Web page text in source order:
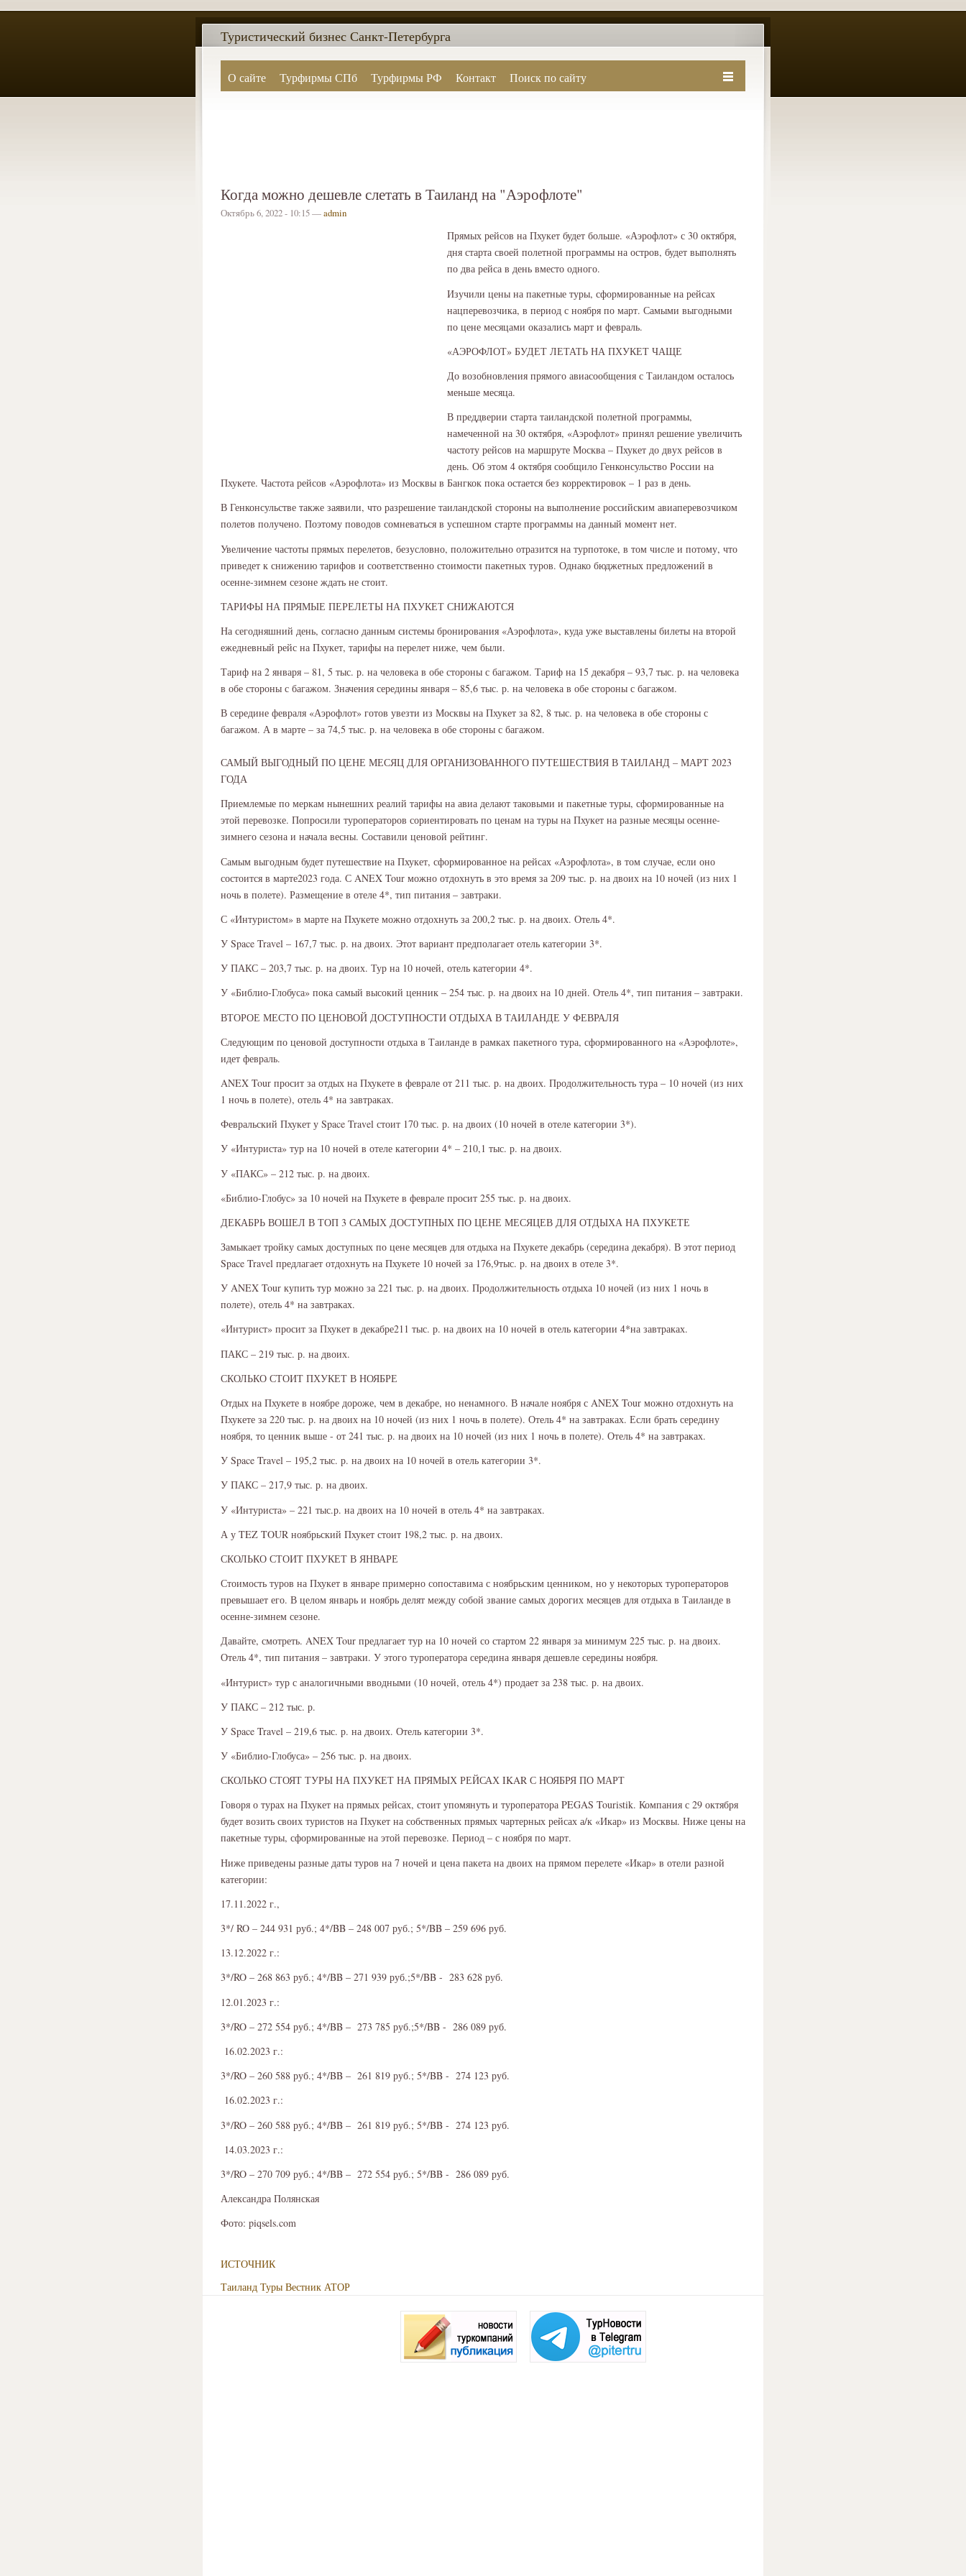
О сайте Турфирмы СПб Турфирмы РФ Контакт Поиск по сайту
Туристический бизнес Санкт-Петербурга
Когда можно дешевле слетать в Таиланд на "Аэрофлоте"
Октябрь 6, 2022 - 10:15 —admin
Прямых рейсов на Пхукет будет больше. «Аэрофлот» с 30 октября,
дня старта своей полетной программы на остров, будет выполнять
по два рейса в день вместо одного.
Изучили цены на пакетные туры, сформированные на рейсах
нацперевозчика, в период с ноября по март. Самыми выгодными
по цене месяцами оказались март и февраль.
«АЭРОФЛОТ» БУДЕТ ЛЕТАТЬ НА ПХУКЕТ ЧАЩЕ
До возобновления прямого авиасообщения с Таиландом осталось
меньше месяца.
В преддверии старта таиландской полетной программы,
намеченной на 30 октября, «Аэрофлот» принял решение увеличить
частоту рейсов на маршруте Москва – Пхукет до двух рейсов в
день. Об этом 4 октября сообщило Генконсульство России на
Пхукете. Частота рейсов «Аэрофлота» из Москвы в Бангкок пока остается без корректировок – 1 раз в день.
В Генконсульстве также заявили, что разрешение таиландской стороны на выполнение российским авиаперевозчиком
полетов получено. Поэтому поводов сомневаться в успешном старте программы на данный момент нет.
Увеличение частоты прямых перелетов, безусловно, положительно отразится на турпотоке, в том числе и потому, что
приведет к снижению тарифов и соответственно стоимости пакетных туров. Однако бюджетных предложений в
осенне-зимнем сезоне ждать не стоит.
ТАРИФЫ НА ПРЯМЫЕ ПЕРЕЛЕТЫ НА ПХУКЕТ СНИЖАЮТСЯ
На сегодняшний день, согласно данным системы бронирования «Аэрофлота», куда уже выставлены билеты на второй
ежедневный рейс на Пхукет, тарифы на перелет ниже, чем были.
Тариф на 2 января – 81, 5 тыс. р. на человека в обе стороны с багажом. Тариф на 15 декабря – 93,7 тыс. р. на человека
в обе стороны с багажом. Значения середины января – 85,6 тыс. р. на человека в обе стороны с багажом.
В середине февраля «Аэрофлот» готов увезти из Москвы на Пхукет за 82, 8 тыс. р. на человека в обе стороны с
багажом. А в марте – за 74,5 тыс. р. на человека в обе стороны с багажом.
САМЫЙ ВЫГОДНЫЙ ПО ЦЕНЕ МЕСЯЦ ДЛЯ ОРГАНИЗОВАННОГО ПУТЕШЕСТВИЯ В ТАИЛАНД – МАРТ 2023
ГОДА
Приемлемые по меркам нынешних реалий тарифы на авиа делают таковыми и пакетные туры, сформированные на
этой перевозке. Попросили туроператоров сориентировать по ценам на туры на Пхукет на разные месяцы осенне-
зимнего сезона и начала весны. Составили ценовой рейтинг.
Самым выгодным будет путешествие на Пхукет, сформированное на рейсах «Аэрофлота», в том случае, если оно
состоится в марте2023 года. С ANEX Tour можно отдохнуть в это время за 209 тыс. р. на двоих на 10 ночей (из них 1
ночь в полете). Размещение в отеле 4*, тип питания – завтраки.
С «Интуристом» в марте на Пхукете можно отдохнуть за 200,2 тыс. р. на двоих. Отель 4*.
У Space Travel – 167,7 тыс. р. на двоих. Этот вариант предполагает отель категории 3*.
У ПАКС – 203,7 тыс. р. на двоих. Тур на 10 ночей, отель категории 4*.
У «Библио-Глобуса» пока самый высокий ценник – 254 тыс. р. на двоих на 10 дней. Отель 4*, тип питания – завтраки.
ВТОРОЕ МЕСТО ПО ЦЕНОВОЙ ДОСТУПНОСТИ ОТДЫХА В ТАИЛАНДЕ У ФЕВРАЛЯ
Следующим по ценовой доступности отдыха в Таиланде в рамках пакетного тура, сформированного на «Аэрофлоте»,
идет февраль.
ANEX Tour просит за отдых на Пхукете в феврале от 211 тыс. р. на двоих. Продолжительность тура – 10 ночей (из них
1 ночь в полете), отель 4* на завтраках.
Февральский Пхукет у Space Travel стоит 170 тыс. р. на двоих (10 ночей в отеле категории 3*).
У «Интуриста» тур на 10 ночей в отеле категории 4* – 210,1 тыс. р. на двоих.
У «ПАКС» – 212 тыс. р. на двоих.
«Библио-Глобус» за 10 ночей на Пхукете в феврале просит 255 тыс. р. на двоих.
ДЕКАБРЬ ВОШЕЛ В ТОП 3 САМЫХ ДОСТУПНЫХ ПО ЦЕНЕ МЕСЯЦЕВ ДЛЯ ОТДЫХА НА ПХУКЕТЕ
Замыкает тройку самых доступных по цене месяцев для отдыха на Пхукете декабрь (середина декабря). В этот период
Space Travel предлагает отдохнуть на Пхукете 10 ночей за 176,9тыс. р. на двоих в отеле 3*.
У ANEX Tour купить тур можно за 221 тыс. р. на двоих. Продолжительность отдыха 10 ночей (из них 1 ночь в
полете), отель 4* на завтраках.
«Интурист» просит за Пхукет в декабре211 тыс. р. на двоих на 10 ночей в отель категории 4*на завтраках.
ПАКС – 219 тыс. р. на двоих.
СКОЛЬКО СТОИТ ПХУКЕТ В НОЯБРЕ
Отдых на Пхукете в ноябре дороже, чем в декабре, но ненамного. В начале ноября с ANEX Tour можно отдохнуть на
Пхукете за 220 тыс. р. на двоих на 10 ночей (из них 1 ночь в полете). Отель 4* на завтраках. Если брать середину
ноября, то ценник выше - от 241 тыс. р. на двоих на 10 ночей (из них 1 ночь в полете). Отель 4* на завтраках.
У Space Travel – 195,2 тыс. р. на двоих на 10 ночей в отель категории 3*.
У ПАКС – 217,9 тыс. р. на двоих.
У «Интуриста» – 221 тыс.р. на двоих на 10 ночей в отель 4* на завтраках.
А у TEZ TOUR ноябрьский Пхукет стоит 198,2 тыс. р. на двоих.
СКОЛЬКО СТОИТ ПХУКЕТ В ЯНВАРЕ
Стоимость туров на Пхукет в январе примерно сопоставима с ноябрьским ценником, но у некоторых туроператоров
превышает его. В целом январь и ноябрь делят между собой звание самых дорогих месяцев для отдыха в Таиланде в
осенне-зимнем сезоне.
Давайте, смотреть. ANEX Tour предлагает тур на 10 ночей со стартом 22 января за минимум 225 тыс. р. на двоих.
Отель 4*, тип питания – завтраки. У этого туроператора середина января дешевле середины ноября.
«Интурист» тур с аналогичными вводными (10 ночей, отель 4*) продает за 238 тыс. р. на двоих.
У ПАКС – 212 тыс. р.
У Space Travel – 219,6 тыс. р. на двоих. Отель категории 3*.
У «Библио-Глобуса» – 256 тыс. р. на двоих.
СКОЛЬКО СТОЯТ ТУРЫ НА ПХУКЕТ НА ПРЯМЫХ РЕЙСАХ IKAR С НОЯБРЯ ПО МАРТ
Говоря о турах на Пхукет на прямых рейсах, стоит упомянуть и туроператора PEGAS Touristik. Компания с 29 октября
будет возить своих туристов на Пхукет на собственных прямых чартерных рейсах а/к «Икар» из Москвы. Ниже цены на
пакетные туры, сформированные на этой перевозке. Период – с ноября по март.
Ниже приведены разные даты туров на 7 ночей и цена пакета на двоих на прямом перелете «Икар» в отели разной
категории:
17.11.2022 г.,
3*/ RO – 244 931 руб.; 4*/BB – 248 007 руб.; 5*/BB – 259 696 руб.
13.12.2022 г.:
3*/RO – 268 863 руб.; 4*/BB – 271 939 руб.;5*/BB - 283 628 руб.
12.01.2023 г.:
3*/RO – 272 554 руб.; 4*/BB – 273 785 руб.;5*/BB - 286 089 руб.
16.02.2023 г.:
3*/RO – 260 588 руб.; 4*/BB – 261 819 руб.; 5*/BB - 274 123 руб.
16.02.2023 г.:
3*/RO – 260 588 руб.; 4*/BB – 261 819 руб.; 5*/BB - 274 123 руб.
14.03.2023 г.:
3*/RO – 270 709 руб.; 4*/BB – 272 554 руб.; 5*/BB - 286 089 руб.
Александра Полянская
Фото: piqsels.com
ИСТОЧНИК
Таиланд Туры Вестник АТОР